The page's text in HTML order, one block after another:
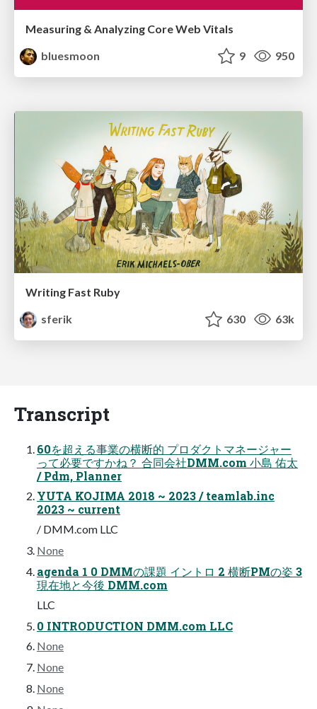
Measuring & Analyzing Core Web Vitals
bluesmoon
9 950
Writing Fast Ruby
sferik
630 63k
Transcript
60を超える事業の横断的 プロダクトマネージャー
って必要ですかね？ 合同会社DMM.com 小島 佑太
/ Pdm, Planner
YUTA KOJIMA 2018 ~ 2023 / teamlab.inc
2023 ~ current
/ DMM.com LLC
None
agenda 1 0 DMMの課題 イントロ 2 横断PMの姿 3
現在地と今後 DMM.com
LLC
0 INTRODUCTION DMM.com LLC
None
None
None